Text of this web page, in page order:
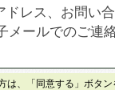
ドレス、お問い
メールでのご連
による個人情報
は、「同意する」ボタ